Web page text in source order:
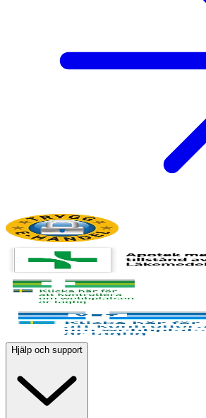
Hjälp och support